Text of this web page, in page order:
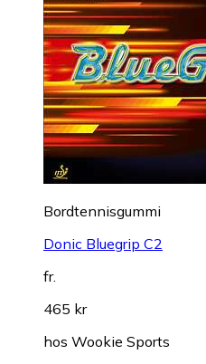
Bordtennisgummi
Donic Bluegrip C2
fr.
465 kr
hos Wookie Sports